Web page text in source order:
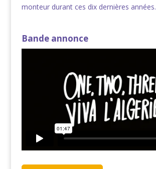
monteur durant ces dix dernières années.
Bande annonce